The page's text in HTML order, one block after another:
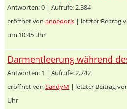
Antworten: 0 | Aufrufe: 2.384
eröffnet von annedoris | letzter Beitrag
um 10:45 Uhr
Darmentleerung während
Antworten: 1 | Aufrufe: 2.742
eröffnet von SandyM | letzter Beitrag
Uhr